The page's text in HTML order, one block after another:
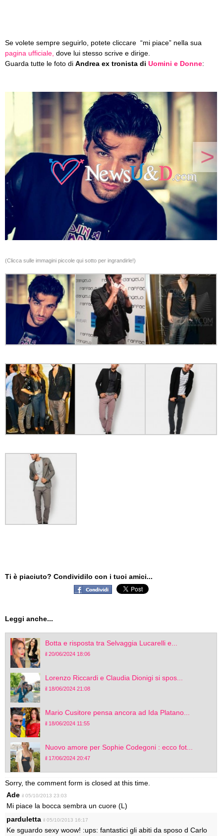
Se volete sempre seguirlo, potete cliccare “mi piace” nella sua
pagina ufficiale, dove lui stesso scrive e dirige.
Guarda tutte le foto di Andrea ex tronista di Uomini e Donne:
>
(Clicca sulle immagini piccole qui sotto per ingrandirle!)
Ti è piaciuto? Condividilo con i tuoi amici...
Leggi anche...
Botta e risposta tra Selvaggia Lucarelli e...
il 20/06/2024 18:06
Lorenzo Riccardi e Claudia Dionigi si spos...
il 18/06/2024 21:08
Mario Cusitore pensa ancora ad Ida Platano...
il 18/06/2024 11:55
Nuovo amore per Sophie Codegoni : ecco fot...
il 17/06/2024 20:47
Sorry, the comment form is closed at this time.
Ade il 05/10/2013 23:03
Mi piace la bocca sembra un cuore (L)
parduletta il 05/10/2013 16:17
Ke sguardo sexy woow! :ups: fantastici gli abiti da sposo d Carlo